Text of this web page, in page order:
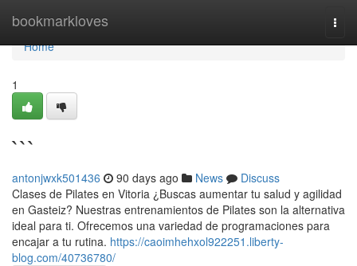
bookmarkloves
Home
Home
1
```
antonjwxk501436 90 days ago News
Discuss
Clases de Pilates en Vitoria ¿Buscas aumentar tu salud y agilidad
en Gasteiz? Nuestras entrenamientos de Pilates son la alternativa
ideal para ti. Ofrecemos una variedad de programaciones para
encajar a tu rutina. https://caoimhehxol922251.liberty-
blog.com/40736780/